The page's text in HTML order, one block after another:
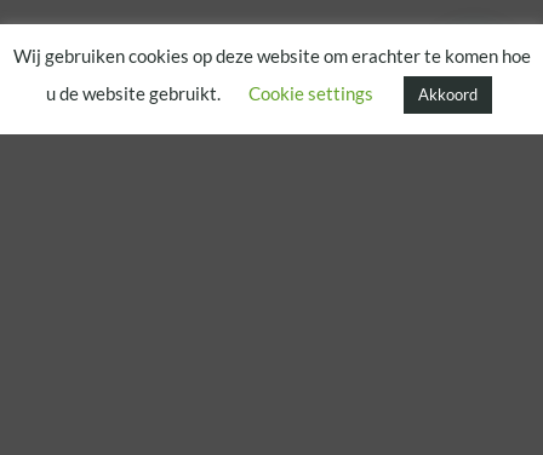
Wij gebruiken cookies op deze website om erachter te komen hoe
u de website gebruikt.
Cookie settings Akkoord